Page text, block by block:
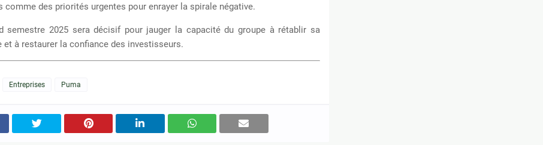
comme des priorités urgentes pour enrayer la spirale négative.
semestre 2025 sera décisif pour jauger la capacité du groupe à rétablir sa
et à restaurer la confiance des investisseurs.
Entreprises Puma